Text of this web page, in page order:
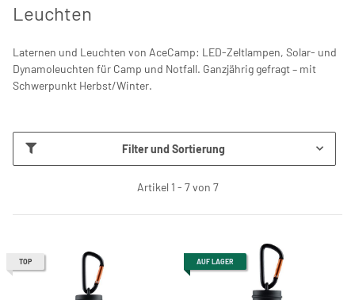
Leuchten
Laternen und Leuchten von AceCamp: LED-Zeltlampen, Solar- und
Dynamoleuchten für Camp und Notfall. Ganzjährig gefragt – mit
Schwerpunkt Herbst/Winter.
Filter und Sortierung
Artikel 1 - 7 von 7
TOP AUF LAGER